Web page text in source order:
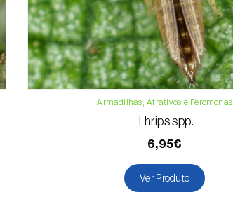
Armadilhas, Atrativos e Feromonas
Thrips spp.
6,95€
Ver Produto